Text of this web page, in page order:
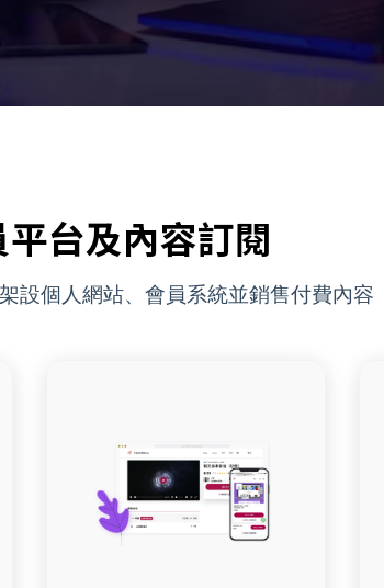
台及內容訂閱
設個人網站、會員系統並銷售付費內容